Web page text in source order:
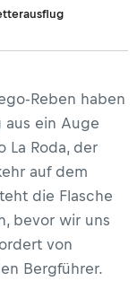
Reben haben
ein Auge
La Roda, der
auf dem
die Flasche
bevor wir uns
von
Bergführer.